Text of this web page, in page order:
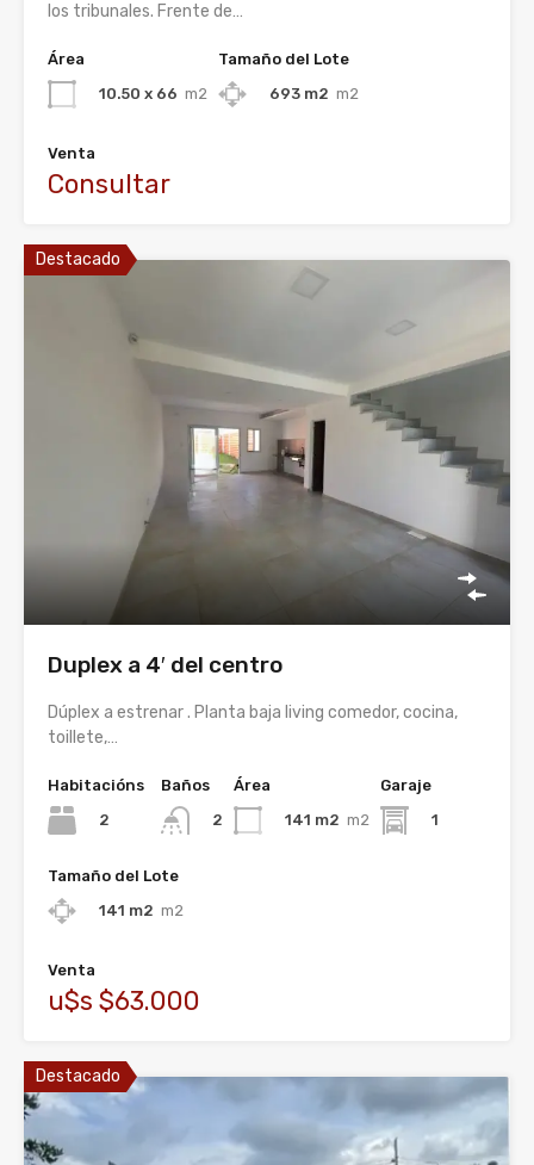
los tribunales. Frente de…
Área
10.50 x 66 m2
Tamaño del Lote
693 m2 m2
Venta
Consultar
Destacado
Duplex a 4′ del centro
Dúplex a estrenar . Planta baja living comedor, cocina,
toillete,…
Habitacións
2
Baños
2
Área
141 m2 m2
Garaje
1
Tamaño del Lote
141 m2 m2
Venta
u$s $63.000
Destacado